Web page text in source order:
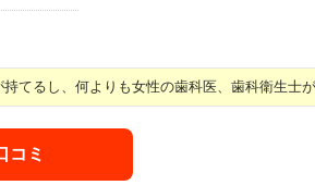
てるし、何よりも女性の歯科医、歯科衛生士
コミ